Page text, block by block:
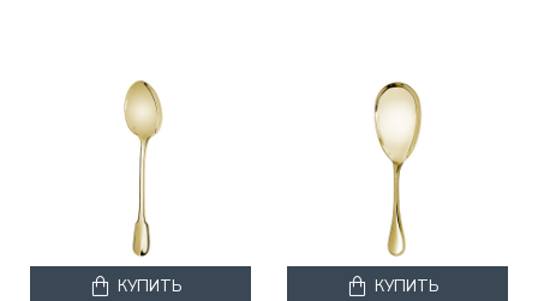
КУПИТЬ КУПИТЬ